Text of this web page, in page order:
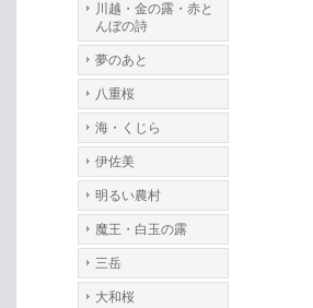
川越・金の露・赤と
んぼの詩
夢のあと
八重桜
海・くじら
伊佐美
明るい農村
魔王・白玉の露
三岳
大和桜